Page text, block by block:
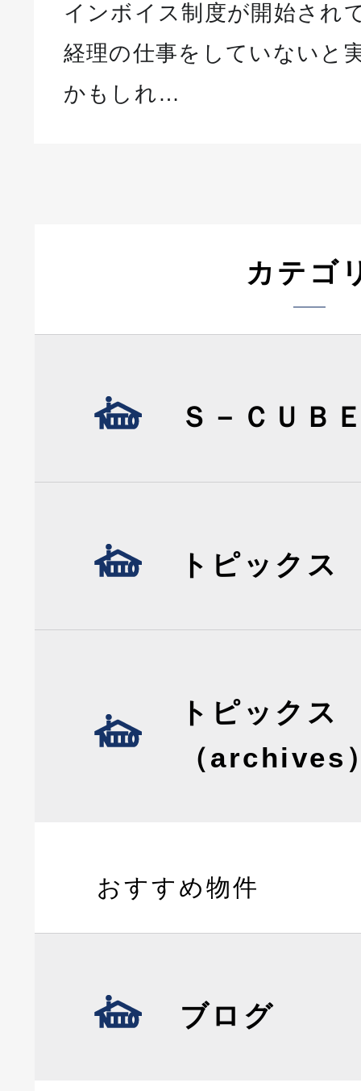
インボイス制度が開始され
経理の仕事をしていないと
かもしれ…
カテゴ
Ｓ－ＣＵＢ
トピックス
トピックス
（archives
おすすめ物件
ブログ